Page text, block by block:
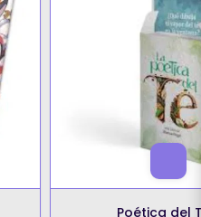
Poética del